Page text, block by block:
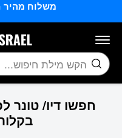
משלוח מהיר
חיפוש
חפשו דיו/